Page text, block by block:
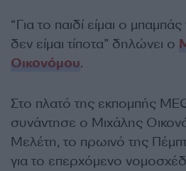
“Για το παιδί είμαι ο
δεν είμαι τίποτα” δηλώνει ο
Οικονόμου.
Στο πλατό της εκπομπής
συνάντησε ο Μιχάλης
Μελέτη, το πρωινό της
για το επερχόμενο